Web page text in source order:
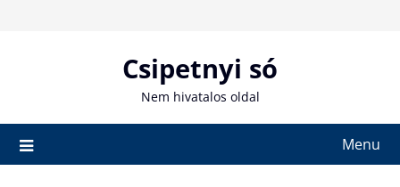
Csipetnyi só
Nem hivatalos oldal
Menu